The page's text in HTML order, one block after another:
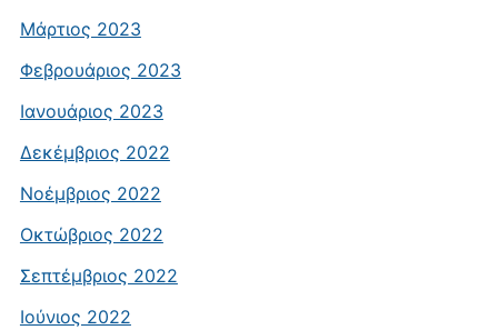
Μάρτιος 2023
Φεβρουάριος 2023
Ιανουάριος 2023
Δεκέμβριος 2022
Νοέμβριος 2022
Οκτώβριος 2022
Σεπτέμβριος 2022
Ιούνιος 2022